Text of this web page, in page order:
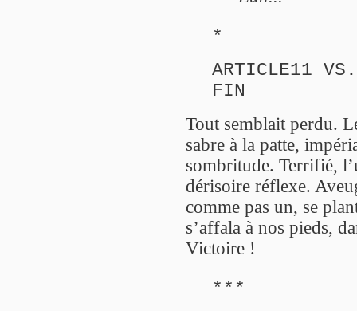
*
ARTICLE11
FIN
Tout semblait perdu.
sabre à la patte,
sombritude. Terrifié,
dérisoire réflexe.
comme pas un, se
s’affala à nos pieds,
Victoire !
***